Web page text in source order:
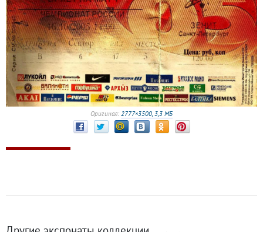
Оригинал: 2777×3500, 3,3 МБ